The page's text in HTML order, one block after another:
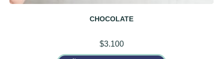
CHOCOLATE
$3.100